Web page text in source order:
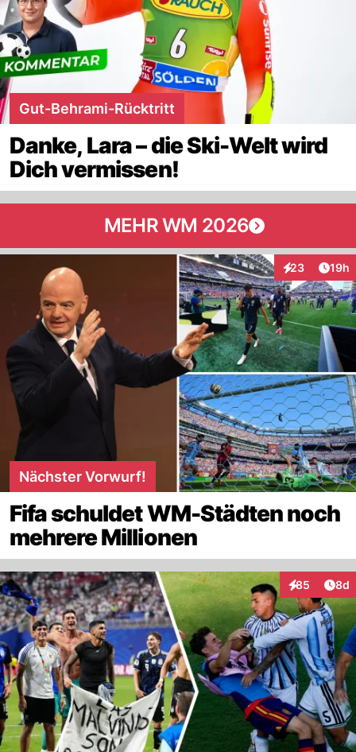
Gut-Behrami-Rücktritt
Danke, Lara – die Ski-Welt wird
Dich vermissen!
MEHR WM 2026
23
Interaktionen
19h
Nächster Vorwurf!
Fifa schuldet WM-Städten noch
mehrere Millionen
85
Interaktionen
8d